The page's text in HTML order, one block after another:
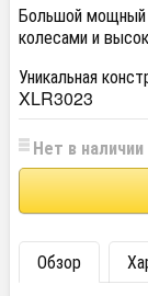
Большой мощный
колесами и
Уникальная
XLR3023
Нет в наличии
Обзор